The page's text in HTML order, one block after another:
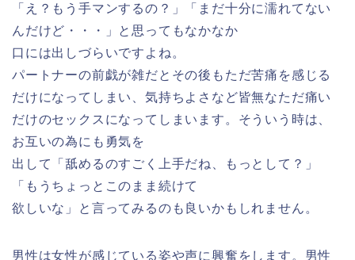
「え？もう手マンするの？」「まだ十分に濡れてない
んだけど・・・」と思ってもなかなか
口には出しづらいですよね。
パートナーの前戯が雑だとその後もただ苦痛を感じる
だけになってしまい、気持ちよさなど皆無なただ痛い
だけのセックスになってしまいます。そういう時は、
お互いの為にも勇気を
出して「舐めるのすごく上手だね、もっとして？」
「もうちょっとこのまま続けて
欲しいな」と言ってみるのも良いかもしれません。
男性は女性が感じている姿や声に興奮をします。男性